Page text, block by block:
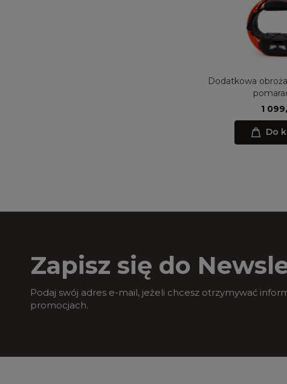
Dodatkowa
1
Do
Zapisz się do
Podaj swój adres e-mail, jeżeli chcesz otrzymywać
promocjach.